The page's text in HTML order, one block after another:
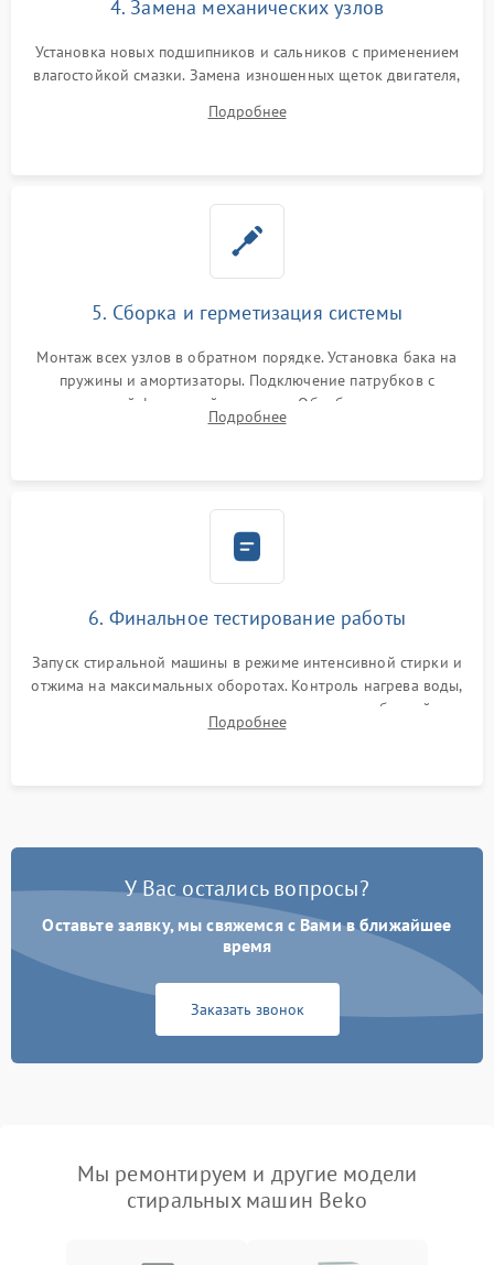
4. Замена механических узлов
Установка новых подшипников и сальников с применением
влагостойкой смазки. Замена изношенных щеток двигателя,
или поврежденной резиновой манжеты.
Подробнее
5. Сборка и герметизация системы
Монтаж всех узлов в обратном порядке. Установка бака на
пружины и амортизаторы. Подключение патрубков с
надежной фиксацией хомутами. Обработка стыков
герметиком для предотвращения возможных протечек воды.
Подробнее
6. Финальное тестирование работы
Запуск стиральной машины в режиме интенсивной стирки и
отжима на максимальных оборотах. Контроль нагрева воды,
корректности слива, отсутствия излишних вибраций,
посторонних стуков и протечек под корпусом.
Подробнее
У Вас остались вопросы?
Оставьте заявку, мы свяжемся с Вами в ближайшее
время
Заказать звонок
Мы ремонтируем и другие модели
стиральных машин Beko